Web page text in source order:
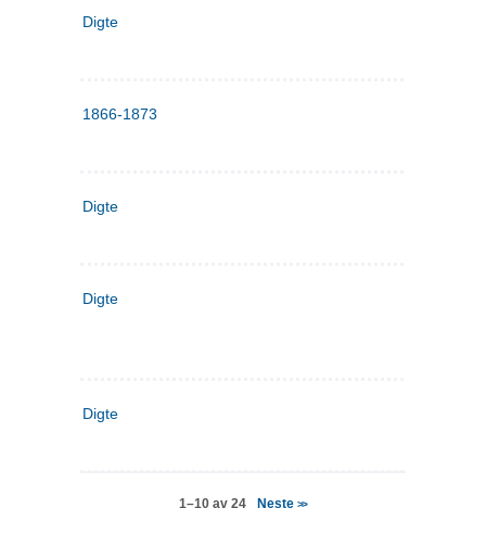
Digte
1866-1873
Digte
Digte
Digte
1–10 av 24 Neste>>